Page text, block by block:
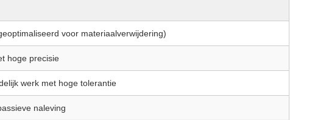
voor materiaalverwijdering)
hoge precisie
werk met hoge tolerantie
naleving